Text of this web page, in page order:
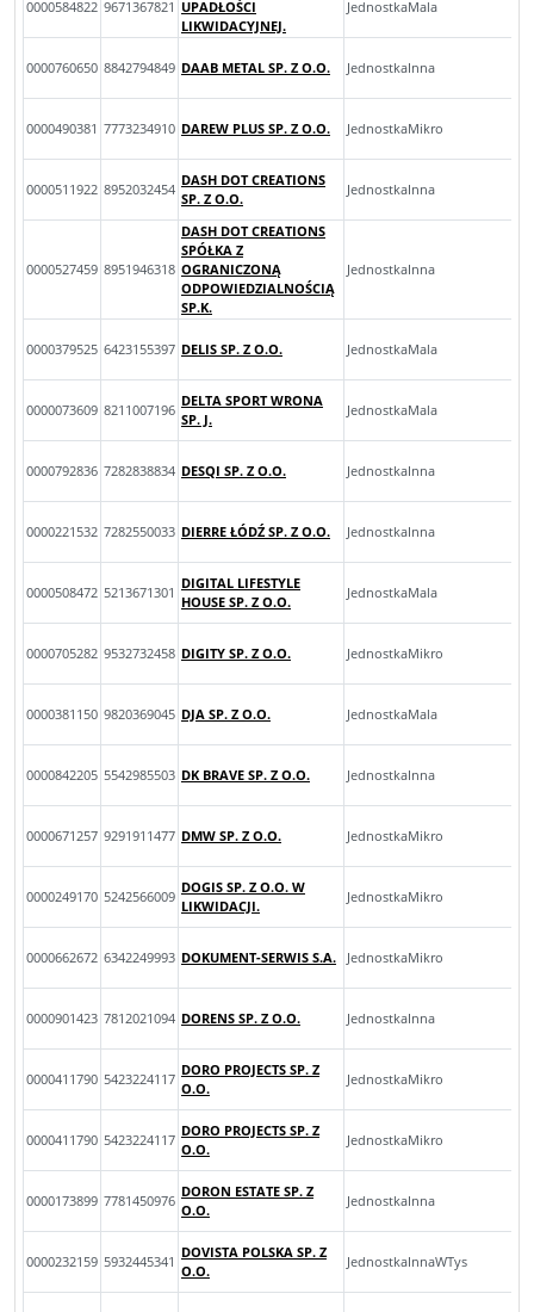
0000584822 9671367821 UPADŁOŚCI
LIKWIDACYJNEJ.
JednostkaMala
0000760650 8842794849 DAAB METAL SP. Z O.O. JednostkaInna
0000490381 7773234910 DAREW PLUS SP. Z O.O. JednostkaMikro
0000511922 8952032454
DASH DOT CREATIONS
SP. Z O.O.
JednostkaInna
0000527459 8951946318
DASH DOT CREATIONS
SPÓŁKA Z
OGRANICZONĄ
ODPOWIEDZIALNOŚCIĄ
SP.K.
JednostkaInna
0000379525 6423155397 DELIS SP. Z O.O. JednostkaMala
0000073609 8211007196
DELTA SPORT WRONA
SP. J.
JednostkaMala
0000792836 7282838834 DESQI SP. Z O.O. JednostkaInna
0000221532 7282550033 DIERRE ŁÓDŹ SP. Z O.O. JednostkaInna
0000508472 5213671301
DIGITAL LIFESTYLE
HOUSE SP. Z O.O.
JednostkaMala
0000705282 9532732458 DIGITY SP. Z O.O. JednostkaMikro
0000381150 9820369045 DJA SP. Z O.O. JednostkaMala
0000842205 5542985503 DK BRAVE SP. Z O.O. JednostkaInna
0000671257 9291911477 DMW SP. Z O.O. JednostkaMikro
0000249170 5242566009
DOGIS SP. Z O.O. W
LIKWIDACJI.
JednostkaMikro
0000662672 6342249993 DOKUMENT-SERWIS S.A. JednostkaMikro
0000901423 7812021094 DORENS SP. Z O.O. JednostkaInna
0000411790 5423224117
DORO PROJECTS SP. Z
O.O.
JednostkaMikro
0000411790 5423224117
DORO PROJECTS SP. Z
O.O.
JednostkaMikro
0000173899 7781450976
DORON ESTATE SP. Z
O.O.
JednostkaInna
0000232159 5932445341
DOVISTA POLSKA SP. Z
O.O.
JednostkaInnaWTys